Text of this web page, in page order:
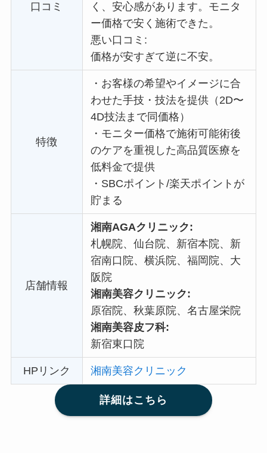
口コミ
く、安心感があります。 モニタ
ー価格で安く施術できた。
悪い口コミ:
価格が安すぎて逆に不安。
特徴
・ お客様の希望やイメージに合
わせた手技・技法を提供（2D〜
4D技法まで同価格）
・ モニター価格で施術可能術後
のケアを重視した高品質医療を
低料金で提供
・ SBCポイント/楽天ポイントが
貯まる
店舗情報
湘南AGAクリニック:
札幌院、仙台院、新宿本院、新
宿南口院、横浜院、福岡院、大
阪院
湘南美容クリニック:
原宿院、秋葉原院、名古屋栄院
湘南美容皮フ科:
新宿東口院
HPリンク 湘南美容クリニック
詳細はこちら